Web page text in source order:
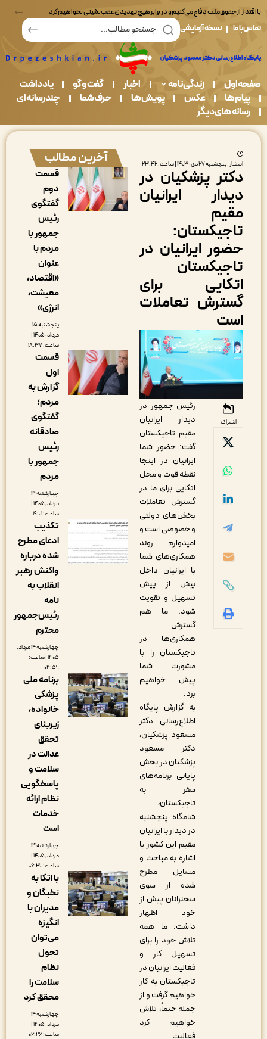
قبال حفاظت از محیط زیست مسئولیم
نسخه آزمایشی
زندگی نامه اخبار گفت و گو
یادداشت
ها
عکس پویش ها حرف شما
چندرسانه ای
های دیگر
: پنجشنبه ۲۷ دی, ۱۴۰۳ | ساعت: ۲۳:۴۲
پزشکیان در
ایرانیان
ایرانیان در
برای
تعاملات
رئیس جمهور در
دیدار ایرانیان
مقیم تاجیکستان
گفت: حضور شما
ایرانیان در اینجا
نقطه قوت و محل
اتکایی برای ما در
گسترش تعاملات
بخش‌های دولتی
و خصوصی است و
امیدوارم روند
همکاری‌های شما
با ایرانیان داخل
بیش از پیش
تسهیل و تقویت
شود. ما هم
همکاری‌ها در
تاجیکستان را با
مشورت شما
پیش خواهیم
به گزارش پایگاه
اطلاع‌رسانی دکتر
مسعود پزشکیان،
دکتر مسعود
پزشکیان در بخش
پایانی برنامه‌های
سفر به
تاجیکستان،
شامگاه پنجشنبه
در دیدار با ایرانیان
مقیم این کشور با
اشاره به مباحث و
مسایل مطرح
شده از سوی
سخنرانان پیش از
خود اظهار
داشت: ما همه
تلاش خود را برای
تسهیل کار و
فعالیت ایرانیان در
تاجیکستان به کار
خواهیم گرفت و از
جمله حتماً، تلاش
خواهیم کرد
آخرین مطالب
قسمت
دوم
گفتگوی
جمهور با
«اقتصاد،
معیشت،
پنجشنبه ۱۵
مرداد, ۱۴۰۵ |
قسمت
اول
گزارش به
گفتگوی
صادقانه
جمهور با
چهارشنبه ۱۴
مرداد, ۱۴۰۵ |
تکذیب
ادعای مطرح
شده درباره
واکنش رهبر
انقلاب به
رئیس‌جمهور
چهارشنبه ۱۴ مرداد,
۱۴۰۵ | ساعت:
برنامه ملی
پزشکی
خانواده،
عدالت در
سلامت و
پاسخگویی
نظام ارائه
چهارشنبه ۱۴
مرداد, ۱۴۰۵ |
با اتکا به
نخبگان و
مدیران با
می‌توان
سلامت را
محقق کرد
چهارشنبه ۱۴
مرداد, ۱۴۰۵ |